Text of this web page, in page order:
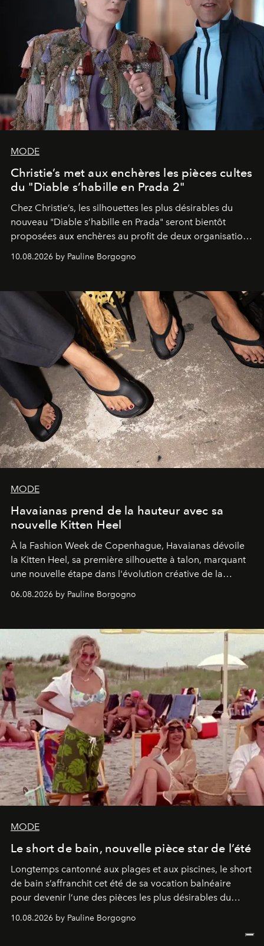
MODE
Christie’s met aux enchères les pièces cultes
du "Diable s’habille en Prada 2"
Chez Christie’s, les silhouettes les plus désirables du
nouveau "Diable s’habille en Prada" seront bientôt
proposées aux enchères au profit de deux organisations
engagées pour la presse et la mode.
10.08.2026 by Pauline Borgogno
MODE
Havaianas prend de la hauteur avec sa
nouvelle Kitten Heel
À la Fashion Week de Copenhague, Havaianas dévoile
la Kitten Heel, sa première silhouette à talon, marquant
une nouvelle étape dans l'évolution créative de la
06.08.2026 by Pauline Borgogno
MODE
Le short de bain, nouvelle pièce star de l’été
Longtemps cantonné aux plages et aux piscines, le short
de bain s’affranchit cet été de sa vocation balnéaire
pour devenir l’une des pièces les plus désirables du
10.08.2026 by Pauline Borgogno